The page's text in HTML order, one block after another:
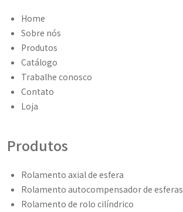
Home
Sobre nós
Produtos
Catálogo
Trabalhe conosco
Contato
Loja
Produtos
Rolamento axial de esfera
Rolamento autocompensador de esferas
Rolamento de rolo cilíndrico